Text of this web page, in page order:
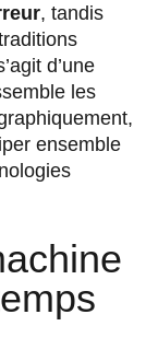
, tandis
d’une
les
ensemble